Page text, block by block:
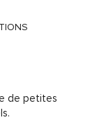
de petites